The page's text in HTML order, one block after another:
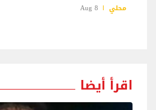
محلي 8 Aug
اقرأ أيضا